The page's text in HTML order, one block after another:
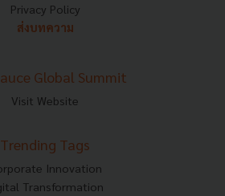
Privacy Policy
ส่งบทความ
Global Summit
Visit Website
Trending Tags
Innovation
Transformation